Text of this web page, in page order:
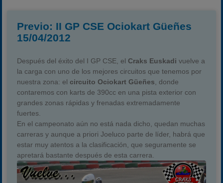
Previo: II GP CSE Ociokart Güeñes
15/04/2012
Después del éxito del I GP CSE, elCraks Euskadi vuelve a
la carga con uno de los mejores circuitos que tenemos por
nuestra zona: elcircuito Ociokart Güeñes , donde
contaremos con karts de 390cc en una pista exterior con
grandes zonas rápidas y frenadas extremadamente
fuertes.
En el campeonato aún no está nada dicho, quedan muchas
carreras y aunque a priori Joeluco parte de líder, habrá que
estar muy atentos a la clasificación, que seguramente se
apretará bastante después de esta carrera.